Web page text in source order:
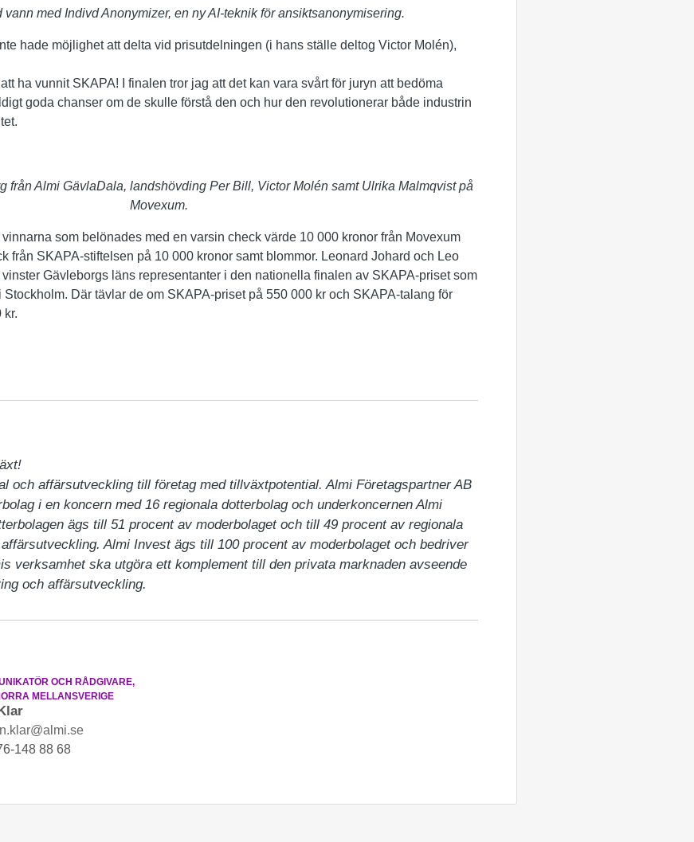
vann med Indivd Anonymizer, en ny AI-teknik för ansiktsanonymisering.
hade möjlighet att delta vid prisutdelningen (i hans ställe deltog Victor Molén),
ha vunnit SKAPA! I finalen tror jag att det kan vara svårt för juryn att bedöma
goda chanser om de skulle förstå den och hur den revolutionerar både industrin
från Almi GävlaDala, landshövding Per Bill, Victor Molén samt Ulrika Malmqvist på
Movexum.
som belönades med en varsin check värde 10 000 kronor från Movexum
från SKAPA-stiftelsen på 10 000 kronor samt blommor. Leonard Johard och Leo
Gävleborgs läns representanter i den nationella finalen av SKAPA-priset som
Där tävlar de om SKAPA-priset på 550 000 kr och SKAPA-talang för
kr.
och affärsutveckling till företag med tillväxtpotential. Almi Företagspartner AB
i en koncern med 16 regionala dotterbolag och underkoncernen Almi
ägs till 51 procent av moderbolaget och till 49 procent av regionala
Almi Invest ägs till 100 procent av moderbolaget och bedriver
verksamhet ska utgöra ett komplement till den privata marknaden avseende
och affärsutveckling.
OCH RÅDGIVARE,
MELLANSVERIGE
148 88 68